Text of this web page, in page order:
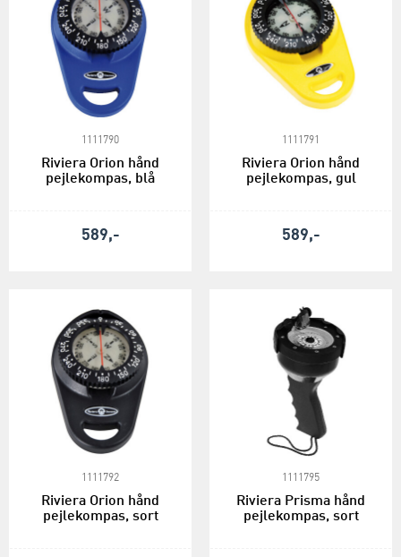
1111790
Riviera Orion hånd
pejlekompas, blå
589,-
1111791
Riviera Orion hånd
pejlekompas, gul
589,-
1111792
Riviera Orion hånd
pejlekompas, sort
1111795
Riviera Prisma hånd
pejlekompas, sort